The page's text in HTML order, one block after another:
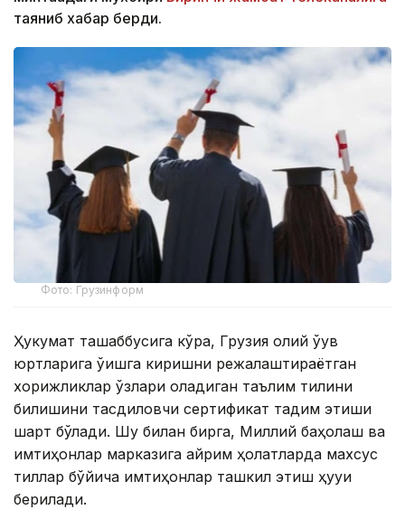
таяниб хабар берди.
Фото: Грузинформ
Ҳукумат ташаббусига кўра, Грузия олий ўқув
юртларига ўқишга киришни режалаштираётган
хорижликлар ўзлари оладиган таълим тилини
билишини тасдиқловчи сертификат тақдим этиши
шарт бўлади. Шу билан бирга, Миллий баҳолаш ва
имтиҳонлар марказига айрим ҳолатларда махсус
тиллар бўйича имтиҳонлар ташкил этиш ҳуқуқи
берилади.